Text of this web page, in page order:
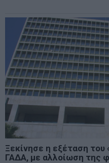
Ξεκίνησε η εξέταση
ΓΑΔΑ, με αλλοίωση της